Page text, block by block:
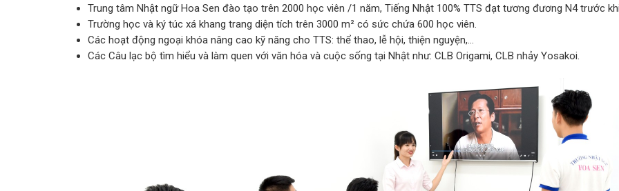
Trung tâm Nhật ngữ Hoa Sen đào tạo trên 2000 học viên /1 năm, Tiếng Nhật 100% TTS đạt tương đương N4 trước
Trường học và ký túc xá khang trang diện tích trên 3000 m² có sức chứa 600 học viên.
Các hoạt động ngoại khóa nâng cao kỹ năng cho TTS: thể thao, lễ hội, thiện nguyện,...
Các Câu lạc bộ tìm hiểu và làm quen với văn hóa và cuộc sống tại Nhật như: CLB Origami, CLB nhảy Yosakoi.